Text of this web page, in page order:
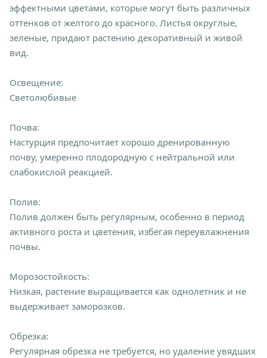
эффектными цветами, которые могут быть различных
оттенков от желтого до красного. Листья округлые,
зеленые, придают растению декоративный и живой
вид.
Освещение:
Светолюбивые
Почва:
Настурция предпочитает хорошо дренированную
почву, умеренно плодородную с нейтральной или
слабокислой реакцией.
Полив:
Полив должен быть регулярным, особенно в период
активного роста и цветения, избегая переувлажнения
почвы.
Морозостойкость:
Низкая, растение выращивается как однолетник и не
выдерживает заморозков.
Обрезка:
Регулярная обрезка не требуется, но удаление увядших